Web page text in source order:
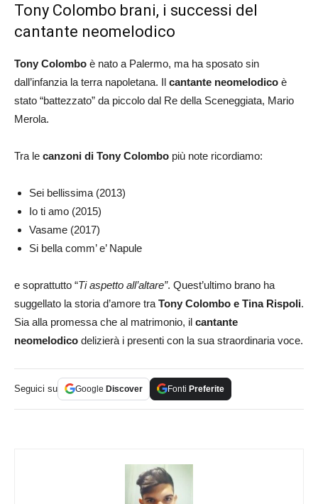
Tony Colombo brani, i successi del
cantante neomelodico
Tony Colombo è nato a Palermo, ma ha sposato sin
dall’infanzia la terra napoletana. Il cantante neomelodico è
stato “battezzato” da piccolo dal Re della Sceneggiata, Mario
Merola.
Tra le canzoni di Tony Colombo più note ricordiamo:
Sei bellissima (2013)
Io ti amo (2015)
Vasame (2017)
Si bella comm’ e’ Napule
e soprattutto “Ti aspetto all’altare”. Quest’ultimo brano ha
suggellato la storia d’amore tra Tony Colombo e Tina Rispoli.
Sia alla promessa che al matrimonio, il cantante
neomelodico delizierà i presenti con la sua straordinaria voce.
Seguici su Google Discover Fonti Preferite